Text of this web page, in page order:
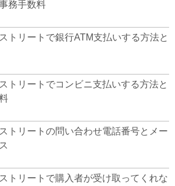
務手数料
トリートで銀行ATM支払いする方法と
トリートでコンビニ支払いする方法と
トリートの問い合わせ電話番号とメー
トリートで購入者が受け取ってくれな